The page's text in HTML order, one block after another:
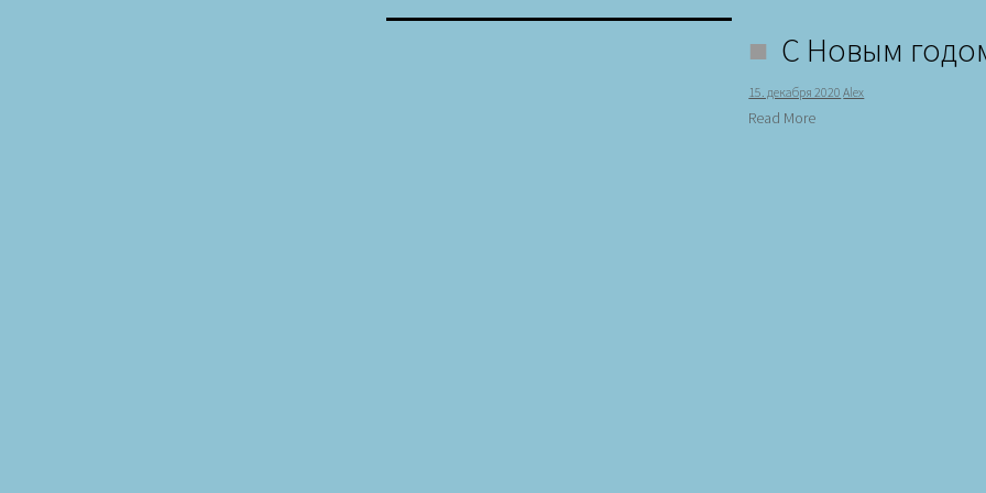
С Новым
15. декабря 2020 Alex
Read More